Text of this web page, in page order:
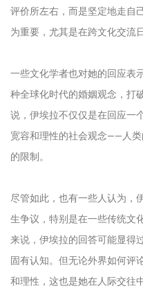
评价所左右，而是坚定地走自
为重要，尤其是在跨文化交流
一些文化学者也对她的回应表
种全球化时代的婚姻观念，打
说，伊埃拉不仅仅是在回应一
宽容和理性的社会观念——人
的限制。
尽管如此，也有一些人认为，
生争议，特别是在一些传统文
来说，伊埃拉的回答可能显得
固有认知。但无论外界如何评
和理性，这也是她在人际交往